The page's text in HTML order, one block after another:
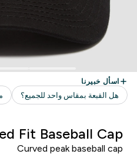
Fit Baseball Cap
Curved peak baseball cap